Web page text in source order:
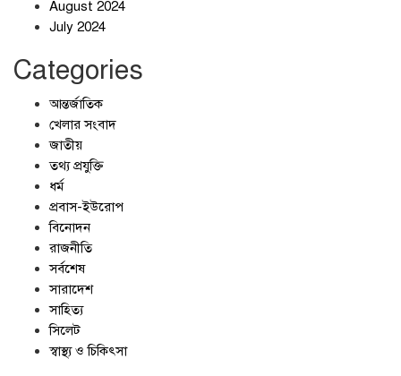
August 2024
July 2024
Categories
আন্তর্জাতিক
খেলার সংবাদ
জাতীয়
তথ্য প্রযুক্তি
ধর্ম
প্রবাস-ইউরোপ
বিনোদন
রাজনীতি
সর্বশেষ
সারাদেশ
সাহিত্য
সিলেট
স্বাস্থ্য ও চিকিৎসা